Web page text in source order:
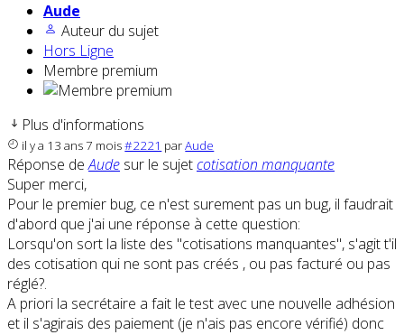
Aude
Auteur du sujet
Hors Ligne
Membre premium
Plus d'informations
il y a 13 ans 7 mois#2221 parAude
Réponse deAude sur le sujetcotisation manquante
Super merci,
Pour le premier bug, ce n'est surement pas un bug, il faudrait
d'abord que j'ai une réponse à cette question:
Lorsqu'on sort la liste des "cotisations manquantes", s'agit t'il
des cotisation qui ne sont pas créés , ou pas facturé ou pas
réglé?.
A priori la secrétaire a fait le test avec une nouvelle adhésion
et il s'agirais des paiement (je n'ais pas encore vérifié) donc